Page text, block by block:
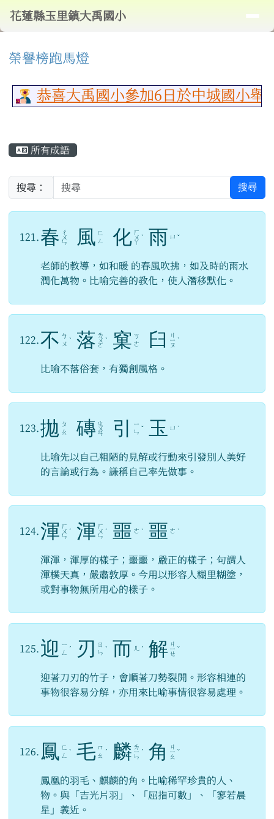
花蓮縣玉里鎮大禹國小
導覽列
花蓮縣玉里鎮大禹國小
上中區域內容
榮譽榜跑馬燈
恭喜大禹國小參加6日於中城國小舉行
所有成語
搜尋： 搜尋
121. 春 ㄔ
ㄨ
ㄣ 風 ㄈ
ㄥ
化 ㄏ
ㄨ
ㄚ
ˋ 雨 ㄩ ˇ
老師的教導，如和暖 的春風吹拂，如及時的雨水
潤化萬物。比喻完善的教化，使人潛移默化。
122. 不 ㄅ
ㄨ ˋ 落 ㄌ
ㄨ
ㄛ
ˋ 窠 ㄎ
ㄜ
臼 ㄐ
ㄧ
ㄡ
ˋ
比喻不落俗套，有獨創風格。
123. 拋 ㄆ
ㄠ
磚 ㄓ
ㄨ
ㄢ 引
ㄧ
ㄣ ˇ 玉 ㄩ ˋ
比喻先以自己粗陋的見解或行動來引發別人美好
的言論或行為。謙稱自己率先做事。
124. 渾 ㄏ
ㄨ
ㄣ
ˊ 渾 ㄏ
ㄨ
ㄣ
ˊ 噩 ㄜ ˋ 噩 ㄜ ˋ
渾渾，渾厚的樣子；噩噩，嚴正的樣子；句謂人
渾樸天真，嚴肅敦厚。今用以形容人糊里糊塗，
或對事物無所用心的樣子。
125. 迎 ㄧ
ㄥ
ˊ 刃
ㄖ
ㄣ ˋ 而 ㄦ ˊ 解 ㄐ
ㄧ
ㄝ
ˇ
迎著刀刃的竹子，會順著刀勢裂開。形容相連的
事物很容易分解，亦用來比喻事情很容易處理。
126. 鳳 ㄈ
ㄥ ˋ 毛 ㄇ
ㄠ ˊ 麟 ㄌ
ㄧ
ㄣ
ˊ 角 ㄐ
ㄧ
ㄠ
ˇ
鳳凰的羽毛、麒麟的角。比喻稀罕珍貴的人、
物。與「吉光片羽」、「屈指可數」、「寥若晨
星」義近。